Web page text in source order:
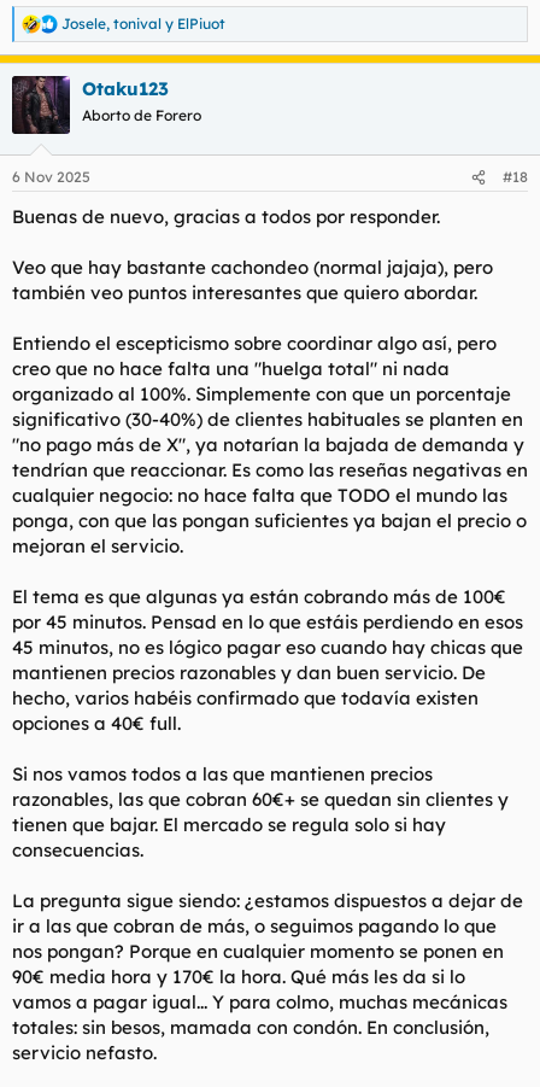
R
e
a
c
c
e
:
Josele, tonival y ElPiuot
Otaku123
Aborto de Forero
6 Nov 2025 #18
Buenas de nuevo, gracias a todos por responder.
Veo que hay bastante cachondeo (normal jajaja), pero
también veo puntos interesantes que quiero abordar.
Entiendo el escepticismo sobre coordinar algo así, pero
creo que no hace falta una "huelga total" ni nada
organizado al 100%. Simplemente con que un porcentaje
significativo (30-40%) de clientes habituales se planten en
"no pago más de X", ya notarían la bajada de demanda y
tendrían que reaccionar. Es como las reseñas negativas en
cualquier negocio: no hace falta que TODO el mundo las
ponga, con que las pongan suficientes ya bajan el precio o
mejoran el servicio.
El tema es que algunas ya están cobrando más de 100€
por 45 minutos. Pensad en lo que estáis perdiendo en esos
45 minutos, no es lógico pagar eso cuando hay chicas que
mantienen precios razonables y dan buen servicio. De
hecho, varios habéis confirmado que todavía existen
opciones a 40€ full.
Si nos vamos todos a las que mantienen precios
razonables, las que cobran 60€+ se quedan sin clientes y
tienen que bajar. El mercado se regula solo si hay
consecuencias.
La pregunta sigue siendo: ¿estamos dispuestos a dejar de
ir a las que cobran de más, o seguimos pagando lo que
nos pongan? Porque en cualquier momento se ponen en
90€ media hora y 170€ la hora. Qué más les da si lo
vamos a pagar igual... Y para colmo, muchas mecánicas
totales: sin besos, mamada con condón. En conclusión,
servicio nefasto.